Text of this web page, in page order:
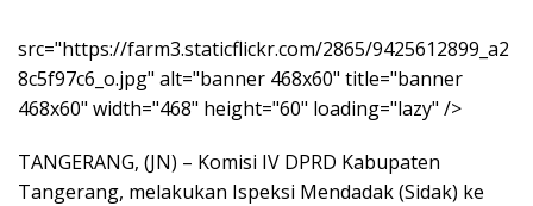
src="https://farm3.staticflickr.com/2865/9425612899_a2
8c5f97c6_o.jpg" alt="banner 468x60" title="banner
468x60" width="468" height="60" loading="lazy" />
TANGERANG, (JN) – Komisi IV DPRD Kabupaten
Tangerang, melakukan Ispeksi Mendadak (Sidak) ke